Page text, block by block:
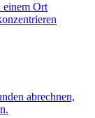
einem Ort
abrechnen,